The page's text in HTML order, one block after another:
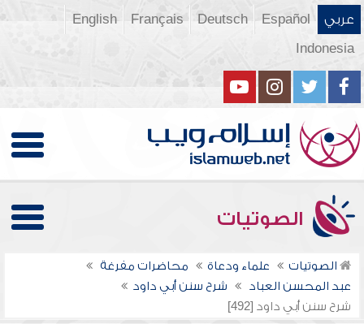
عربي Español
Deutsch
Français
English
Indonesia
الصوتيات
الصوتيات علماء ودعاة
محاضرات مفرغة
عبد المحسن العباد
شرح سنن أبي داود
شرح سنن أبي داود [492]